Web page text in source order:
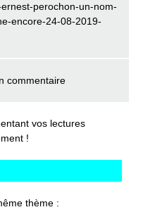
perochon-un-nom-
encore-24-08-2019-
commentaire
vos lectures
!
thème :